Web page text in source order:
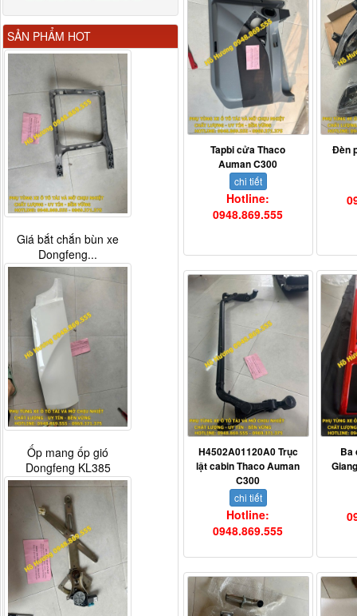
Tapbi cửa Thaco
Auman C300
chi tiết
Hotline:
0948.869.555
Đèn
H4502A01120A0 Trục
lật cabin Thaco Auman
C300
chi tiết
Hotline:
0948.869.555
Ba
SẢN PHẨM HOT
Gương chiếu hậu FAW
JH6 có sấy...
Giá bắt chắn bùn xe
Dongfeng...
Ốp mang ốp gió
Dongfeng KL385